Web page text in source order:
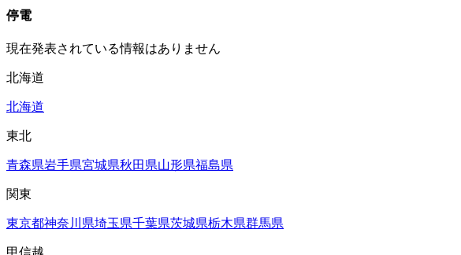
停電
現在発表されている情報はありません
北海道
北海道
東北
青森県岩手県宮城県秋田県山形県福島県
関東
東京都神奈川県埼玉県千葉県茨城県栃木県群馬県